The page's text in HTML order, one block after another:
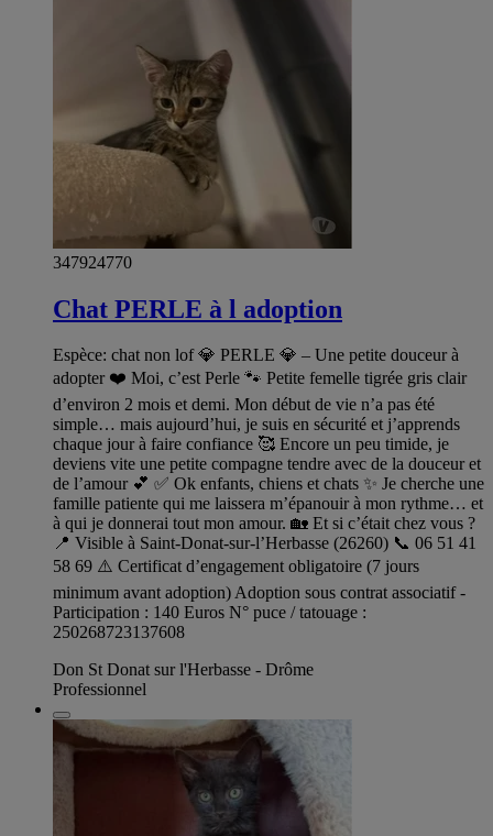
347924770
Chat PERLE à l adoption
Espèce: chat non lof 💎 PERLE 💎 – Une petite douceur à
adopter ❤️ Moi, c’est Perle 🐾 Petite femelle tigrée gris clair
d’environ 2 mois et demi. Mon début de vie n’a pas été
simple… mais aujourd’hui, je suis en sécurité et j’apprends
chaque jour à faire confiance 🥰 Encore un peu timide, je
deviens vite une petite compagne tendre avec de la douceur et
de l’amour 💕 ✅ Ok enfants, chiens et chats ✨ Je cherche une
famille patiente qui me laissera m’épanouir à mon rythme… et
à qui je donnerai tout mon amour. 🏡 Et si c’était chez vous ?
📍 Visible à Saint-Donat-sur-l’Herbasse (26260) 📞 06 51 41
58 69 ⚠️ Certificat d’engagement obligatoire (7 jours
minimum avant adoption) Adoption sous contrat associatif -
Participation : 140 Euros N° puce / tatouage :
250268723137608
Don St Donat sur l'Herbasse - Drôme
Professionnel